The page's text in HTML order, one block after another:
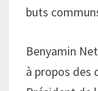
buts
Benyamin
à propos des